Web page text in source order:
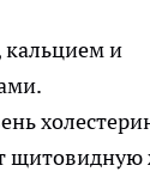
и
щитовидную